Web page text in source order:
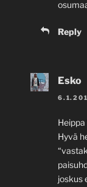
Reply
Esko
Hyvä
joskus